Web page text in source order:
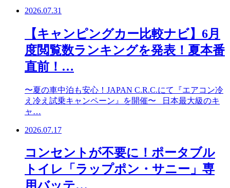
2026.07.31
【キャンピングカー比較ナビ】6月
度閲覧数ランキングを発表！夏本番
直前！…
〜夏の車中泊も安心！JAPAN C.R.C.にて『エアコン冷
え冷え試乗キャンペーン』を開催〜 日本最大級のキ
ャ…
2026.07.17
コンセントが不要に！ポータブル
トイレ「ラップポン・サニー」専